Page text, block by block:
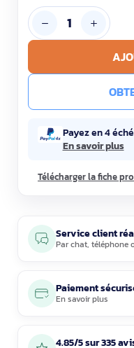
Payez en 4
En savoir plus
Télécharger la fiche
Service client
Parchat, téléphone
Paiement
En savoir plus
4.85/5 sur 335